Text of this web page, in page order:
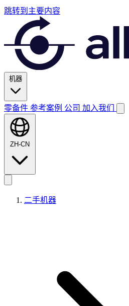
跳转到主要内容
机器
零备件 参考案例 公司 加入我们
ZH-CN
二手机器